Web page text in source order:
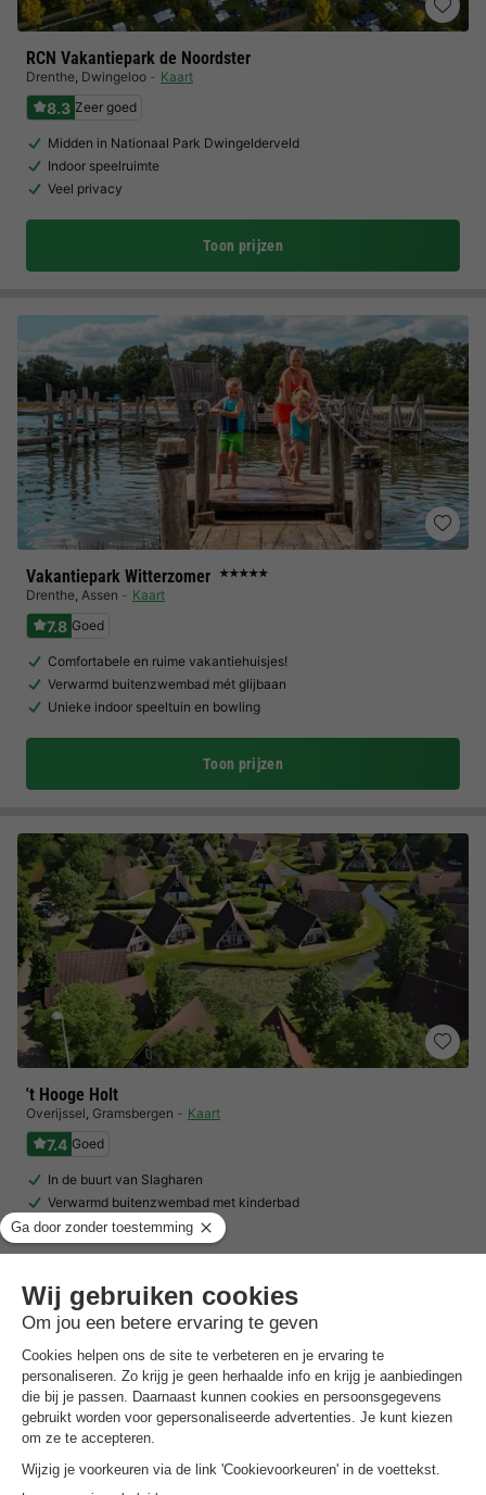
RCN Vakantiepark de Noordster
Drenthe, Dwingeloo Kaart
8.3 Zeer goed
Midden in Nationaal Park Dwingelderveld
Indoor speelruimte
Veel privacy
Toon prijzen
Vakantiepark Witterzomer ★★★★★
Drenthe, Assen Kaart
7.8 Goed
Comfortabele en ruime vakantiehuisjes!
Verwarmd buitenzwembad mét glijbaan
Unieke indoor speeltuin en bowling
Toon prijzen
't Hooge Holt
Overijssel, Gramsbergen Kaart
7.4 Goed
In de buurt van Slagharen
Verwarmd buitenzwembad met kinderbad
Mooi overdekt speelparadijs!